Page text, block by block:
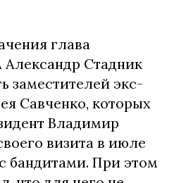
глава
Стадник
заместителей экс-
Савченко, которых
Владимир
визита в июле
бандитами. При этом